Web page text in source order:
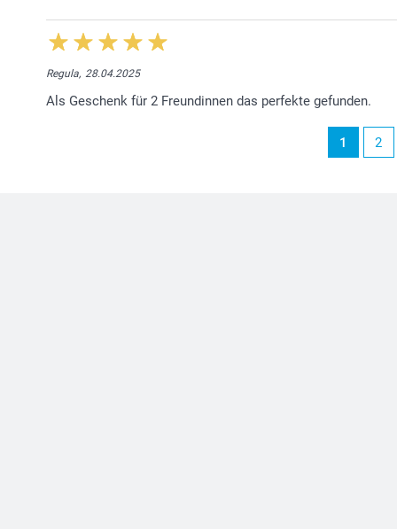
Regula, 28.04.2025
Als Geschenk für 2 Freundinnen das perfekte gefunden.
1 2